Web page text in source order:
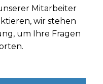
Mitarbeiter
wir stehen
um Ihre Fragen